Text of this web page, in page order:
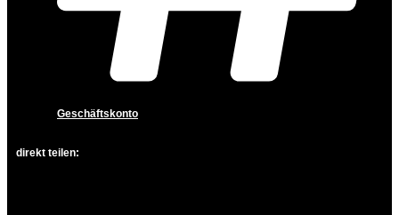
Geschäftskonto
direkt teilen: